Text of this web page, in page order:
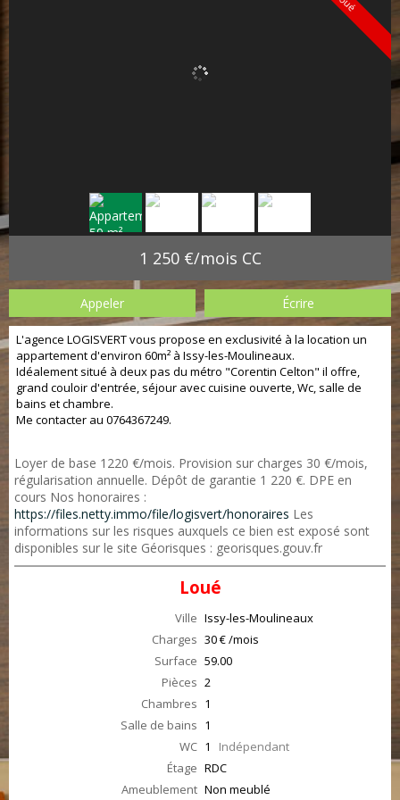
1 250 €/mois CC
Appeler Écrire
L'agence LOGISVERT vous propose en exclusivité à la location un
appartement d'environ 60m² à Issy-les-Moulineaux.
Idéalement situé à deux pas du métro "Corentin Celton" il offre,
grand couloir d'entrée, séjour avec cuisine ouverte, Wc, salle de
bains et chambre.
Me contacter au 0764367249.
Loyer de base 1220 €/mois. Provision sur charges 30 €/mois,
régularisation annuelle. Dépôt de garantie 1 220 €. DPE en
cours Nos honoraires :
https://files.netty.immo/file/logisvert/honoraires Les
informations sur les risques auxquels ce bien est exposé sont
disponibles sur le site Géorisques : georisques.gouv.fr
Loué
Ville Issy-les-Moulineaux
Charges 30 € /mois
Surface 59.00
Pièces 2
Chambres 1
Salle de bains 1
WC 1 Indépendant
Étage RDC
Ameublement Non meublé